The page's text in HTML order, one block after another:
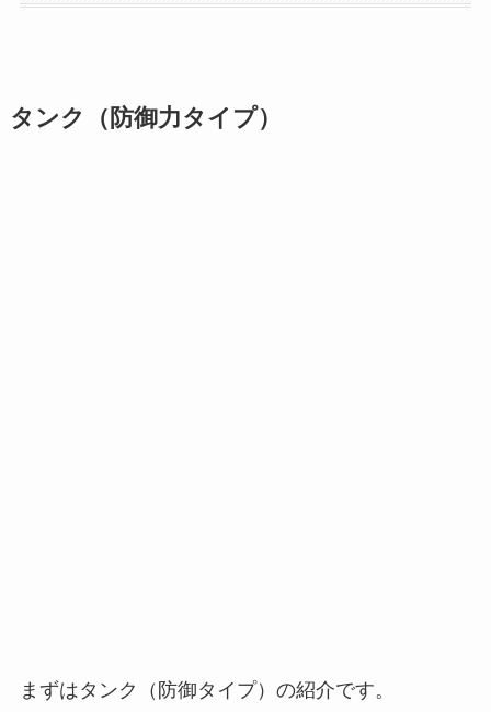
タンク（防御力タイプ）
まずはタンク（防御タイプ）の紹介です。